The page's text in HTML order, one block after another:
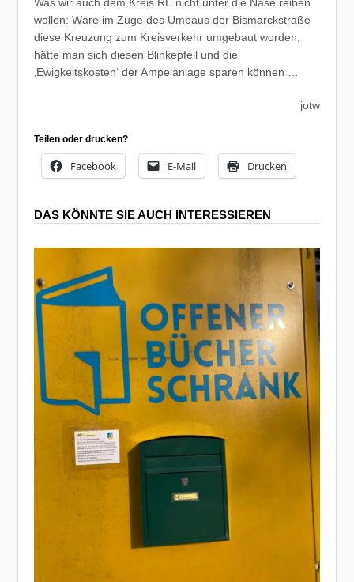
Was wir auch dem Kreis RE nicht unter die Nase reiben
wollen: Wäre im Zuge des Umbaus der Bismarckstraße
diese Kreuzung zum Kreisverkehr umgebaut worden,
hätte man sich diesen Blinkepfeil und die
‚Ewigkeitskosten‘ der Ampelanlage sparen können …
jotw
Teilen oder drucken?
Facebook E-Mail Drucken
DAS KÖNNTE SIE AUCH INTERESSIEREN